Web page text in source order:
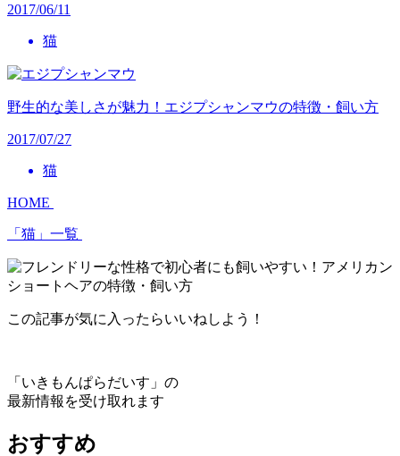
2017/06/11
猫
野生的な美しさが魅力！エジプシャンマウの特徴・飼い方
2017/07/27
猫
HOME
「猫」一覧
この記事が気に入ったらいいねしよう！
「いきもんぱらだいす」の
最新情報を受け取れます
おすすめ